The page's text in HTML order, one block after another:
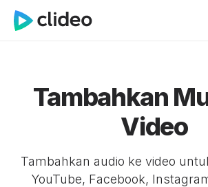
Tambahkan
Video
Tambahkan audio ke video
YouTube, Facebook,